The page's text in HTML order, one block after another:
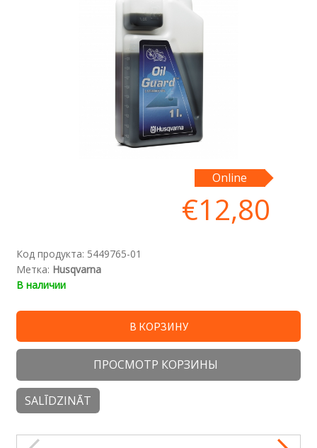
Online
€12,80
Код продукта: 5449765-01
Метка: Husqvarna
В наличии
В КОРЗИНУ
ПРОСМОТР КОРЗИНЫ
SALĪDZINĀT